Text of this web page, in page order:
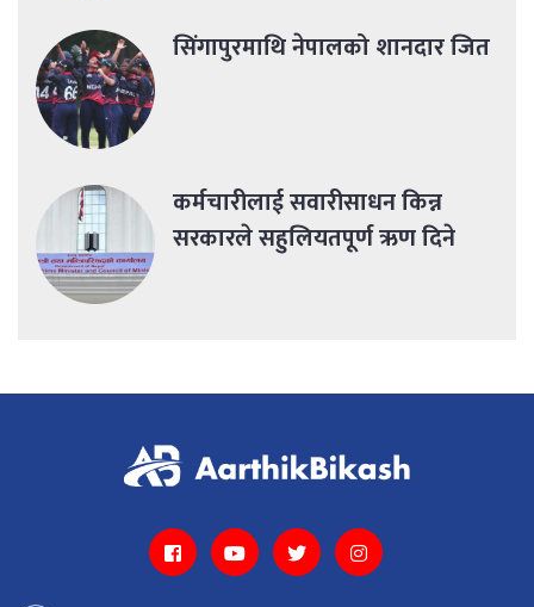
सिंगापुरमाथि नेपालको शानदार जित
कर्मचारीलाई सवारीसाधन किन्न
सरकारले सहुलियतपूर्ण ऋण दिने